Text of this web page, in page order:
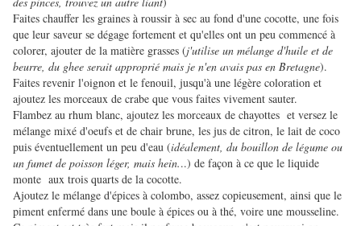
Faites chauffer les graines à roussir à sec au fond d'une cocotte, une fois
que leur saveur se dégage fortement et qu'elles ont un peu commencé à
colorer, ajouter de la matière grasses (j'utilise un mélange d'huile et de
beurre, du ghee serait approprié mais je n'en avais pas en Bretagne).
Faites revenir l'oignon et le fenouil, jusqu'à une légère coloration et
ajoutez les morceaux de crabe que vous faites vivement sauter.
Flambez au rhum blanc, ajoutez les morceaux de chayottes et versez le
mélange mixé d'oeufs et de chair brune, les jus de citron, le lait de coco
puis éventuellement un peu d'eau (idéalement, du bouillon de légume ou
un fumet de poisson léger, mais hein...) de façon à ce que le liquide
monte aux trois quarts de la cocotte.
Ajoutez le mélange d'épices à colombo, assez copieusement, ainsi que le
piment enfermé dans une boule à épices ou à thé, voire une mousseline.